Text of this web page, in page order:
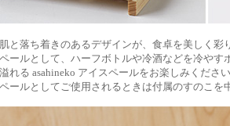
と落ち着きのあるデザインが、食卓を美しく彩
ールとして、ハーフボトルや冷酒などを冷やす
れる asahineko アイスペールをお楽しみください
ールとしてご使用されるときは付属のすのこを